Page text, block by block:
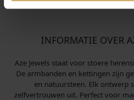
INFORMATIE OVER
Aze Jewels staat voor stoere
De armbanden en kettingen zijn
en natuursteen. Elk ontwerp
zelfvertrouwen uit. Perfect voor